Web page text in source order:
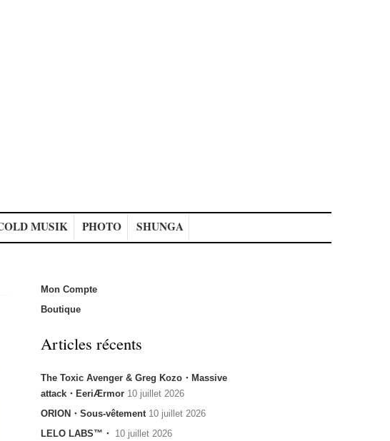
MUSIK PHOTO SHUNGA
Mon Compte
Boutique
Articles récents
The Toxic Avenger & Greg Kozo・Massive
attack・EeriÆrmor 10 juillet 2026
ORION・Sous-vêtement 10 juillet 2026
LELO LABS™・ 10 juillet 2026